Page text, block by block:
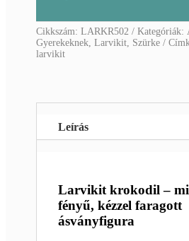
Cikkszám:LARKR502 Kategóriák:
Gyerekeknek ,Larvikit Szürke
larvikit
Leírás
Larvikit krokodil –
fényű, kézzel faragott
ásványfigura